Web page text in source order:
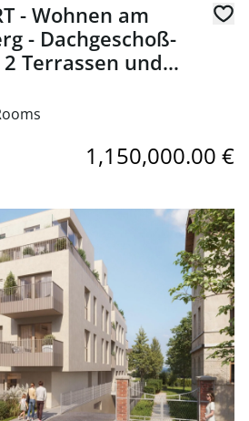
- Wohnen am
- Dachgeschoß-
Terrassen und
1,150,000.00 €
Terrassen-Wohnung